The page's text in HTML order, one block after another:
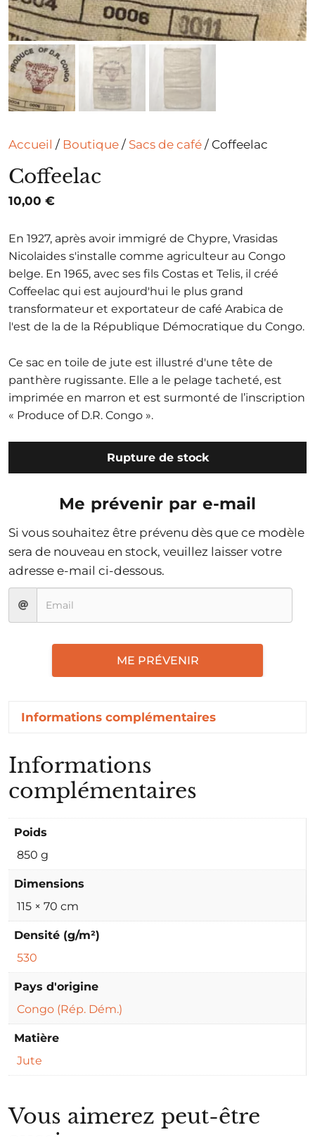
Accueil / Boutique / Sacs de café / Coffeelac
Coffeelac
10,00 €
En 1927, après avoir immigré de Chypre, Vrasidas
Nicolaides s'installe comme agriculteur au Congo
belge. En 1965, avec ses fils Costas et Telis, il créé
Coffeelac qui est aujourd'hui le plus grand
transformateur et exportateur de café Arabica de
l'est de la de la République Démocratique du Congo.
Ce sac en toile de jute est illustré d'une tête de
panthère rugissante. Elle a le pelage tacheté, est
imprimée en marron et est surmonté de l’inscription
« Produce of D.R. Congo ».
Rupture de stock
Me prévenir par e-mail
Si vous souhaitez être prévenu dès que ce modèle
sera de nouveau en stock, veuillez laisser votre
adresse e-mail ci-dessous.
ME PRÉVENIR
Informations complémentaires
Informations
complémentaires
Poids
850 g
Dimensions
115 × 70 cm
Densité (g/m²)
530
Pays d'origine
Congo (Rép. Dém.)
Matière
Jute
Vous aimerez peut-être